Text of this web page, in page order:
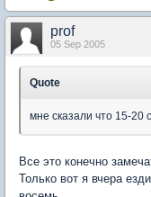
prof
05 Sep 2005
Quote
мне сказали что 15-20
Все это конечно
Только вот я вчера